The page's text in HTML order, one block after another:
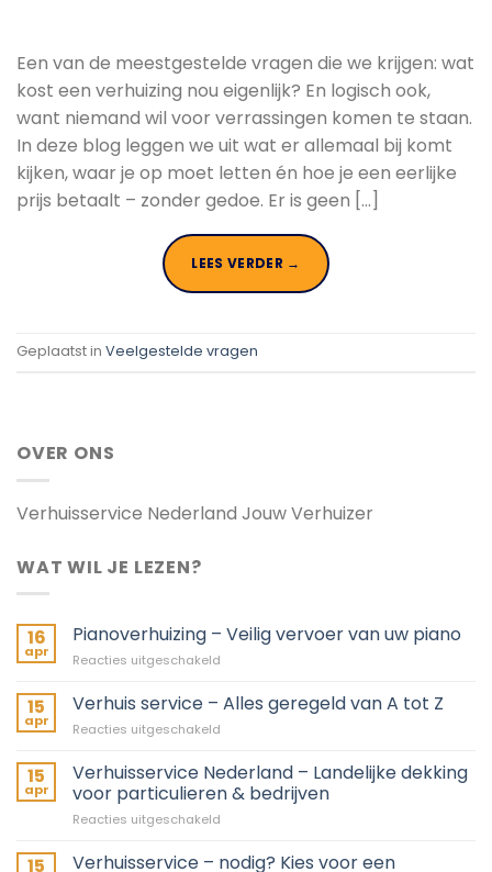
Een van de meestgestelde vragen die we krijgen: wat
kost een verhuizing nou eigenlijk? En logisch ook,
want niemand wil voor verrassingen komen te staan.
In deze blog leggen we uit wat er allemaal bij komt
kijken, waar je op moet letten én hoe je een eerlijke
prijs betaalt – zonder gedoe. Er is geen […]
LEES VERDER →
Geplaatst in Veelgestelde vragen
OVER ONS
Verhuisservice Nederland Jouw Verhuizer
WAT WIL JE LEZEN?
16
apr
Pianoverhuizing – Veilig vervoer van uw piano
Reacties uitgeschakeld
–
Veilig
uw
piano
15
apr
Verhuis service – Alles geregeld van A tot Z
Reacties uitgeschakeld
service
–
Alles
A
15
apr
Verhuisservice Nederland – Landelijke dekking
voor particulieren & bedrijven
Reacties uitgeschakeld
Nederland
15
Verhuisservice – nodig? Kies voor een